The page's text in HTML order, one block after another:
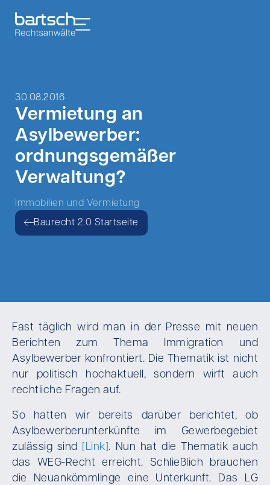
30.08.2016
Vermietung an
Asylbewerber:
ordnungsgemäßer
Verwaltung?
Immobilien und Vermietung
Baurecht 2.0 Startseite
Fast täglich wird man in der Presse mit neuen
Berichten zum Thema Immigration und
Asylbewerber konfrontiert. Die Thematik ist nicht
nur politisch hochaktuell, sondern wirft auch
rechtliche Fragen auf.
So hatten wir bereits darüber berichtet, ob
Asylbewerberunterkünfte im Gewerbegebiet
zulässig sind
[Link] . Nun hat die Thematik auch
das WEG-Recht erreicht. Schließlich brauchen
die Neuankömmlinge eine Unterkunft. Das LG